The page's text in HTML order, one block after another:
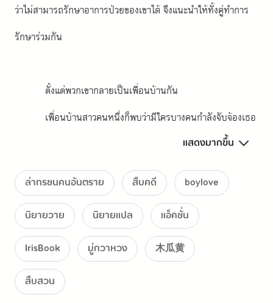
ว่าไม่สามารถรักษาอาการป่วยของเขาได้ จึงแนะนำให้ทั้งคู่ทำการ
รักษาร่วมกัน
ตั้งแต่พวกเขากลายเป็นเพื่อนบ้านกัน
เพื่อนบ้านสาวคนหนึ่งก็พบว่ามีใครบางคนกำลังจับจ้องเธอ
เพราะว่าคนโรคจิตมักจะแอบสอดส่องเหยื่อเสมอ
แสดงมากขึ้น
ล่าทรชนคนอันตราย สืบคดี
boylove
นิยายวาย
นิยายแปล
แอ็คชั่น
IrisBook
มู่กวาหวง
木瓜黄
สืบสวน